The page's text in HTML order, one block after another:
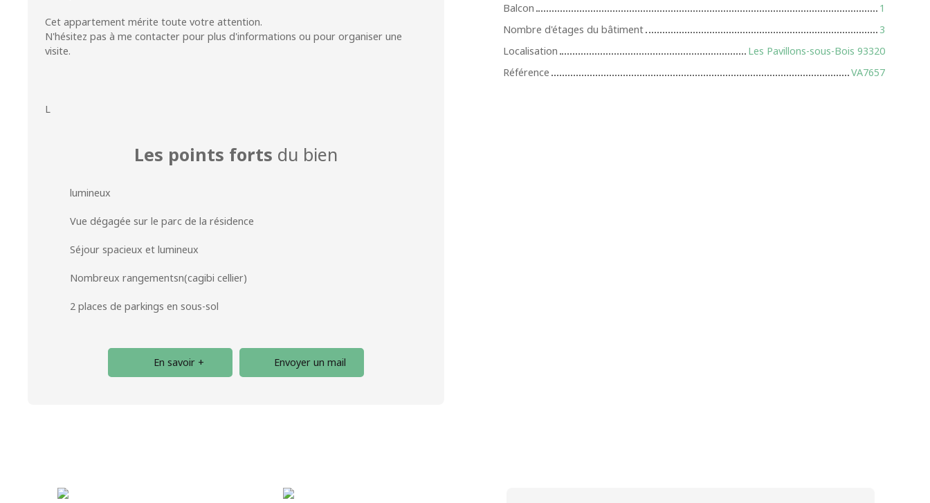
Cet appartement mérite toute votre attention.
N'hésitez pas à me contacter pour plus d'informations ou pour organiser une
visite.
L
Les points forts du bien
lumineux
Vue dégagée sur le parc de la résidence
Séjour spacieux et lumineux
Nombreux rangementsn(cagibi cellier)
2 places de parkings en sous-sol
En savoir + Envoyer un mail
Balcon
1
Nombre d'étages du bâtiment
3
Localisation
Les Pavillons-sous-Bois 93320
Référence
VA7657